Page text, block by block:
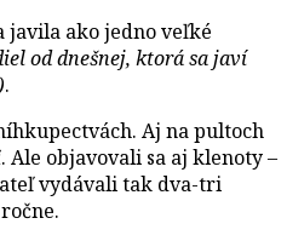
javila ako jedno veľké
od dnešnej, ktorá sa javí
.
Aj na pultoch
objavovali sa aj klenoty –
vydávali tak dva-tri